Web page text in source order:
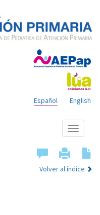
English
Español
Mostrar
menú
Volver al índice